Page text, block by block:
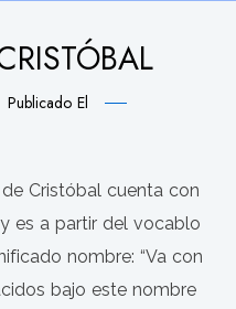
Publicado El
Cristóbal cuenta con
es a partir del vocablo
nombre: “Va con
bajo este nombre